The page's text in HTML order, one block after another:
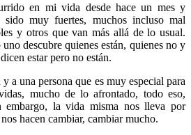
en mi vida desde hace un mes y
sido muy fuertes, muchos incluso mal
y otros que van más allá de lo usual.
descubre quienes están, quienes no y
estar pero no están.
a una persona que es muy especial para
mucho de lo afrontado, todo eso,
la vida misma nos lleva por
hacen cambiar, cambiar mucho.